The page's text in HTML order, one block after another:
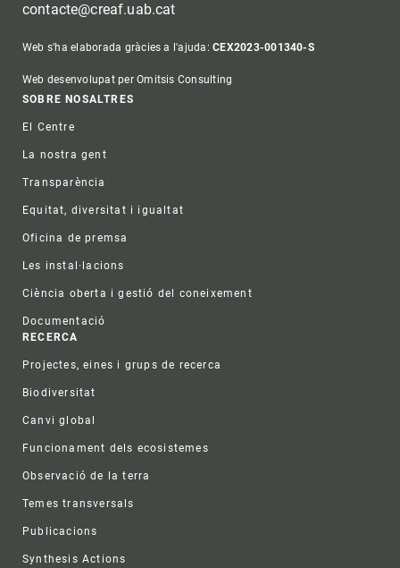
contacte@creaf.uab.cat
Web s'ha elaborada gràcies a l'ajuda:CEX2023-001340-S
Web desenvolupat per Omitsis Consulting
Footer
SOBRE NOSALTRES
El Centre
La nostra gent
Transparència
Equitat, diversitat i igualtat
Oficina de premsa
Les instal·lacions
Ciència oberta i gestió del coneixement
Documentació
RECERCA
Projectes, eines i grups de recerca
Biodiversitat
Canvi global
Funcionament dels ecosistemes
Observació de la terra
Temes transversals
Publicacions
Synthesis Actions